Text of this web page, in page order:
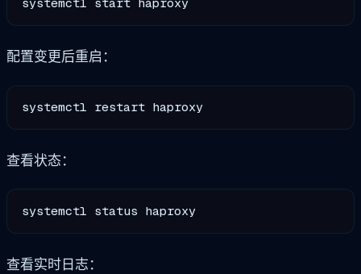
配置变更后重启：
查看状态：
查看实时日志：